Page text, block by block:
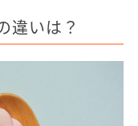
違いは？